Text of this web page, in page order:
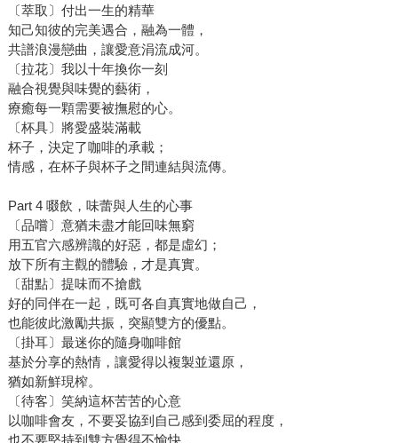
〔萃取〕付出一生的精華
知己知彼的完美遇合，融為一體，
共譜浪漫戀曲，讓愛意涓流成河。
〔拉花〕我以十年換你一刻
融合視覺與味覺的藝術，
療癒每一顆需要被撫慰的心。
〔杯具〕將愛盛裝滿載
杯子，決定了咖啡的承載；
情感，在杯子與杯子之間連結與流傳。
Part 4 啜飲，味蕾與人生的心事
〔品嚐〕意猶未盡才能回味無窮
用五官六感辨識的好惡，都是虛幻；
放下所有主觀的體驗，才是真實。
〔甜點〕提味而不搶戲
好的同伴在一起，既可各自真實地做自己，
也能彼此激勵共振，突顯雙方的優點。
〔掛耳〕最迷你的隨身咖啡館
基於分享的熱情，讓愛得以複製並還原，
猶如新鮮現榨。
〔待客〕笑納這杯苦苦的心意
以咖啡會友，不要妥協到自己感到委屈的程度，
也不要堅持到雙方覺得不愉快。